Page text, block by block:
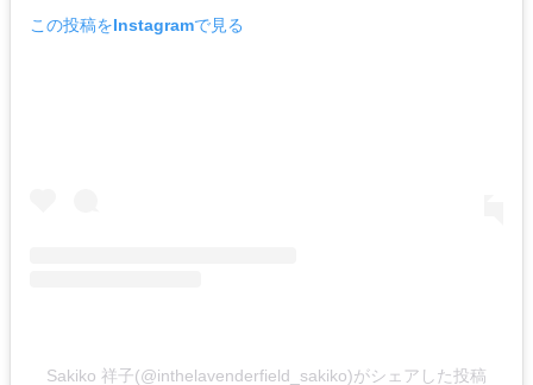
この投稿をInstagramで見る
Sakiko 祥子(@inthelavenderfield_sakiko)がシェアした投稿